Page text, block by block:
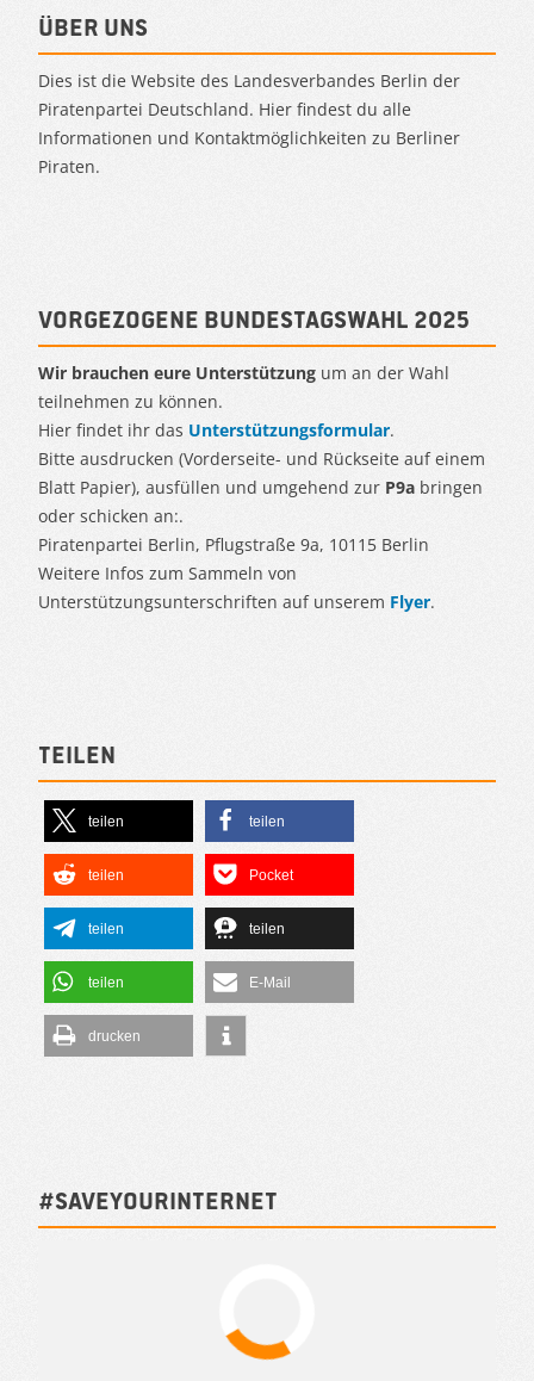
Über uns
Dies ist die Website des Landesverbandes Berlin der
Piratenpartei Deutschland. Hier findest du alle
Informationen und Kontaktmöglichkeiten zu Berliner
Piraten.
Vorgezogene Bundestagswahl 2025
Wir brauchen eure Unterstützung um an der Wahl
teilnehmen zu können.
Hier findet ihr das Unterstützungsformular.
Bitte ausdrucken (Vorderseite- und Rückseite auf einem
Blatt Papier), ausfüllen und umgehend zur P9a bringen
oder schicken an:.
Piratenpartei Berlin, Pflugstraße 9a, 10115 Berlin
Weitere Infos zum Sammeln von
Unterstützungsunterschriften auf unserem Flyer.
Teilen
teilen teilen
teilen Pocket
teilen teilen
teilen E-Mail
drucken
#SAVEYOURINTERNET